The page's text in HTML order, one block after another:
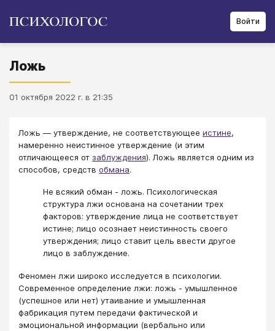
Войти
Ложь
01 октября 2022 г. в 21:35
Ложь — утверждение, не соответствующее истине,
намеренно неистинное утверждение (и этим
отличающееся от заблуждения). Ложь является одним из
способов, средств обмана.
Не всякий обман - ложь. Психологическая
структура лжи основана на сочетании трех
факторов: утверждение лица не соответствует
истине; лицо осознает неистинность своего
утверждения; лицо ставит цель ввести другое
лицо в заблуждение.
Феномен лжи широко исследуется в психологии.
Современное определение лжи: ложь - умышленное
(успешное или нет) утаивание и умышленная
фабрикация путем передачи фактической и
эмоциональной информации (вербально или